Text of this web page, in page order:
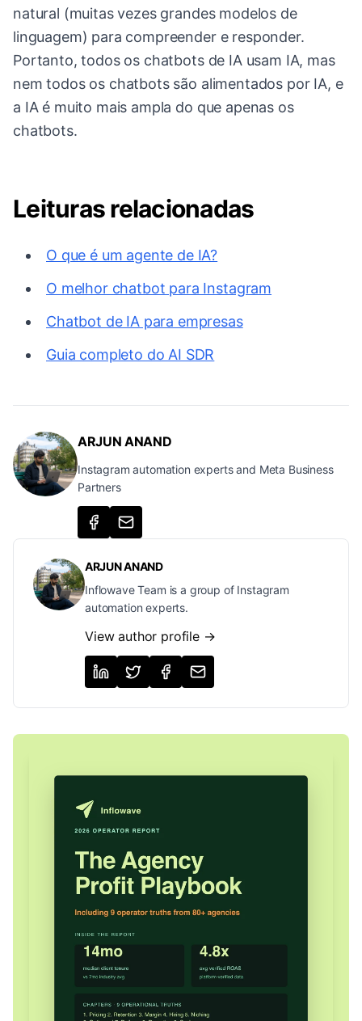
natural (muitas vezes grandes modelos de
linguagem) para compreender e responder.
Portanto, todos os chatbots de IA usam IA, mas
nem todos os chatbots são alimentados por IA, e
a IA é muito mais ampla do que apenas os
chatbots.
Leituras relacionadas
O que é um agente de IA?
O melhor chatbot para Instagram
Chatbot de IA para empresas
Guia completo do AI SDR
ARJUN ANAND
Instagram automation experts and Meta Business
Partners
ARJUN ANAND
Inflowave Team is a group of Instagram
automation experts.
View author profile →